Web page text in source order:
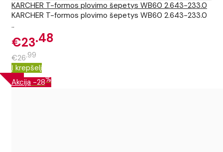
KARCHER T-formos plovimo šepetys WB60 2.643-233.0
KARCHER T-formos plovimo šepetys WB60 2.643-233.0
..
€23 48
€26 99
Į krepšelį
Akcija -28%